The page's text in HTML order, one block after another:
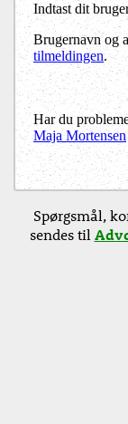
Indtast dit
Brugernavn og
tilmeldingen.
Har du
Maja Mortensen
Spørgsmål,
sendes til